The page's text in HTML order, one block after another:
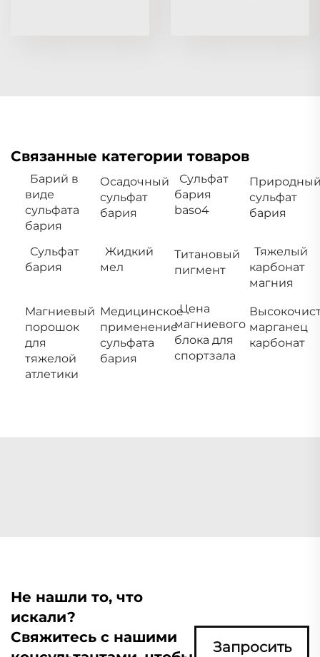
Связанные категории товаров
Барий в
виде
сульфата
бария
Осадочный
сульфат
бария
Сульфат
бария
baso4
сульфат
бария
Сульфат
бария
Жидкий
мел
Титановый
пигмент
Тяжелый
карбонат
магния
Магниевый
порошок
для
тяжелой
атлетики
Медицинское
применение
сульфата
бария
Цена
магниевого
блока для
спортзала
марганец
карбонат
Не нашли то, что
искали?
Свяжитесь с нашими
Запросить